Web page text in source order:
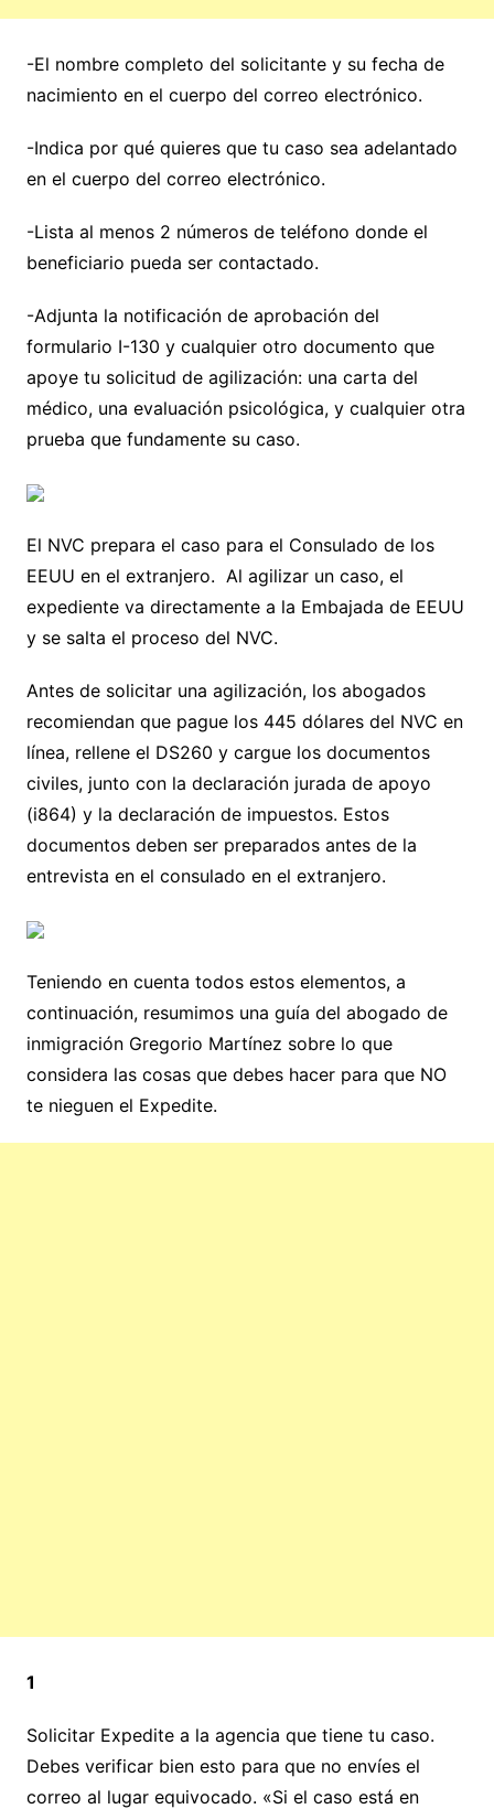
-El nombre completo del solicitante y su fecha de
nacimiento en el cuerpo del correo electrónico.
-Indica por qué quieres que tu caso sea adelantado
en el cuerpo del correo electrónico.
-Lista al menos 2 números de teléfono donde el
beneficiario pueda ser contactado.
-Adjunta la notificación de aprobación del
formulario I-130 y cualquier otro documento que
apoye tu solicitud de agilización: una carta del
médico, una evaluación psicológica, y cualquier otra
prueba que fundamente su caso.
El NVC prepara el caso para el Consulado de los
EEUU en el extranjero. Al agilizar un caso, el
expediente va directamente a la Embajada de EEUU
y se salta el proceso del NVC.
Antes de solicitar una agilización, los abogados
recomiendan que pague los 445 dólares del NVC en
línea, rellene el DS260 y cargue los documentos
civiles, junto con la declaración jurada de apoyo
(i864) y la declaración de impuestos. Estos
documentos deben ser preparados antes de la
entrevista en el consulado en el extranjero.
Teniendo en cuenta todos estos elementos, a
continuación, resumimos una guía del abogado de
inmigración Gregorio Martínez sobre lo que
considera las cosas que debes hacer para que NO
te nieguen el Expedite.
1
Solicitar Expedite a la agencia que tiene tu caso.
Debes verificar bien esto para que no envíes el
correo al lugar equivocado. «Si el caso está en